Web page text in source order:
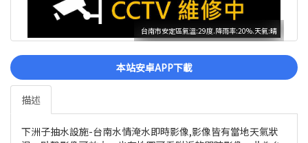
台南市安定區氣溫:29度.降雨率:20%.天氣:晴
本站安卓APP下載
描述
下洲子抽水設施-台南水情淹水即時影像,影像皆有當地天氣狀